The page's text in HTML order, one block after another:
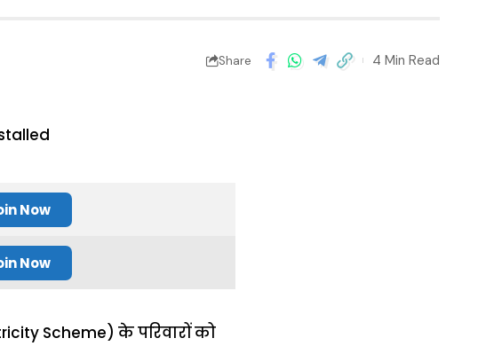
Share 4 Min Read
Now
Now
Scheme) के परिवारों को